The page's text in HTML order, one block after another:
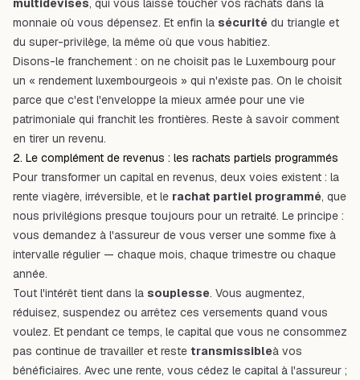
monnaie où vous dépensez. Et enfin la sécurité du triangle et
du super-privilège, la même où que vous habitiez.
Disons-le franchement : on ne choisit pas le Luxembourg pour
un « rendement luxembourgeois » qui n'existe pas. On le choisit
parce que c'est l'enveloppe la mieux armée pour une vie
patrimoniale qui franchit les frontières. Reste à savoir comment
en tirer un revenu.
2. Le complément de revenus : les rachats partiels programmés
Pour transformer un capital en revenus, deux voies existent : la
rente viagère, irréversible, et le rachat partiel programmé, que
nous privilégions presque toujours pour un retraité. Le principe :
vous demandez à l'assureur de vous verser une somme fixe à
intervalle régulier — chaque mois, chaque trimestre ou chaque
année.
Tout l'intérêt tient dans la souplesse. Vous augmentez,
réduisez, suspendez ou arrêtez ces versements quand vous
voulez. Et pendant ce temps, le capital que vous ne consommez
pas continue de travailler et reste transmissibleà vos
bénéficiaires. Avec une rente, vous cédez le capital à l'assureur ;